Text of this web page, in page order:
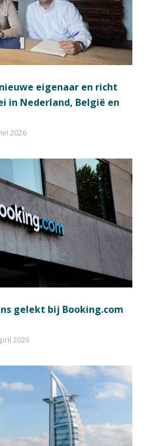
eigenaar en richt
in Nederland, België en
2026
gelekt bij Booking.com
2026